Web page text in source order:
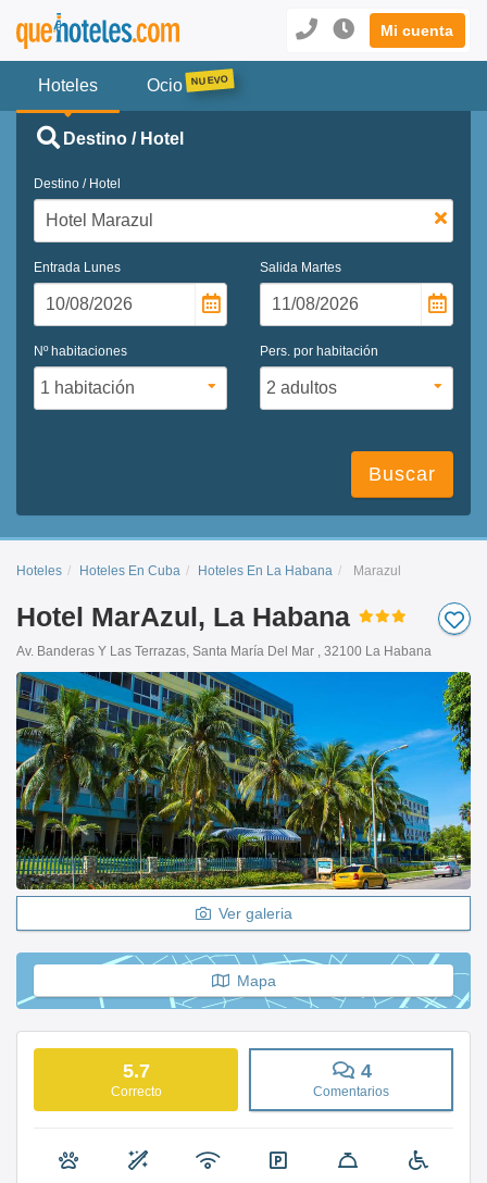
Mi cuenta
Hoteles Ocio
Destino / Hotel
Destino / Hotel
Entrada Lunes Salida Martes
Nº habitaciones Pers. por habitación
Buscar
Hoteles Hoteles En Cuba Hoteles En La Habana Marazul
Hotel MarAzul, La Habana
Av. Banderas Y Las Terrazas, Santa María Del Mar , 32100 La Habana
Ver galeria
Mapa
5.7
Correcto
4
Comentarios